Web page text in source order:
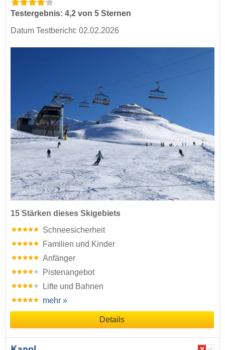
Testergebnis: 4,2 von 5 Sternen
Datum Testbericht: 02.02.2026
15 Stärken dieses Skigebiets
Schneesicherheit
Familien und Kinder
Anfänger
Pistenangebot
Lifte und Bahnen
mehr »
Details